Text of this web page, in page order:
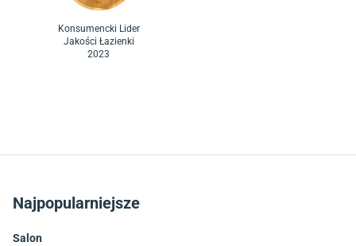
Konsumencki Lider
Jakości Łazienki
2023
Najpopularniejsze
Salon